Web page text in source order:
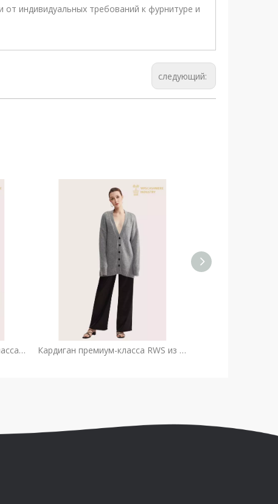
индивидуальных требований к фурнитуре и
следующий:
Женский кардиган премиум-класса из чистого кашемира 12GG | Фабрика трикотажа на заказ OEM Кардиган премиум-класса RWS из смеси шерсти и кашемира с V-образным вырезом | Экологичный OEM-трикотаж